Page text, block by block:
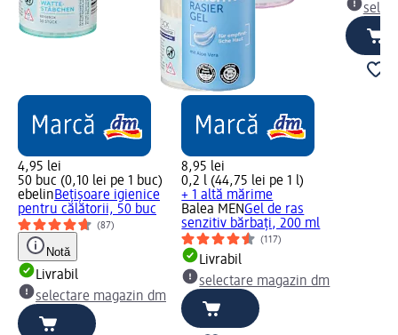
4,95 lei
50 buc (0,10 lei pe 1 buc)
ebelinBețișoare igienice
pentru călătorii, 50 buc
(87)
Notă
Livrabil
selectare magazin dm
8,95 lei
0,2 l (44,75 lei pe 1 l)
+ 1 altă mărime
Balea MENGel de ras
senzitiv bărbați, 200 ml
(117)
Livrabil
selectare magazin dm